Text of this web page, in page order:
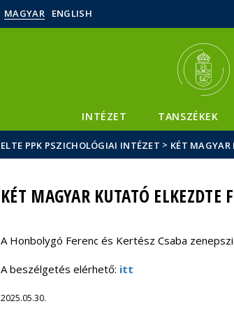
MAGYAR ENGLISH
INTÉZET TANSZÉKEK
ELTE PPK PSZICHOLÓGIAI INTÉZET > KÉT
KÉT MAGYAR KUTATÓ
A Honbolygó Ferenc és Kertész Csaba
A beszélgetés elérhető: itt
2025.05.30.